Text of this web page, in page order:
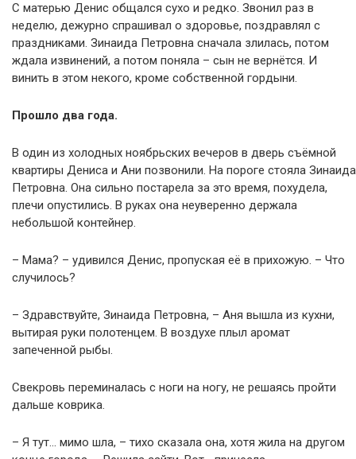
С матерью Денис общался сухо и редко. Звонил раз в
неделю, дежурно спрашивал о здоровье, поздравлял с
праздниками. Зинаида Петровна сначала злилась, потом
ждала извинений, а потом поняла – сын не вернётся. И
винить в этом некого, кроме собственной гордыни.
Прошло два года.
В один из холодных ноябрьских вечеров в дверь съёмной
квартиры Дениса и Ани позвонили. На пороге стояла Зинаида
Петровна. Она сильно постарела за это время, похудела,
плечи опустились. В руках она неуверенно держала
небольшой контейнер.
– Мама? – удивился Денис, пропуская её в прихожую. – Что
случилось?
– Здравствуйте, Зинаида Петровна, – Аня вышла из кухни,
вытирая руки полотенцем. В воздухе плыл аромат
запеченной рыбы.
Свекровь переминалась с ноги на ногу, не решаясь пройти
дальше коврика.
– Я тут… мимо шла, – тихо сказала она, хотя жила на другом